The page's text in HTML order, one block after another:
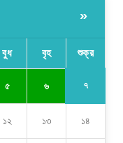
»
বুধ বৃহ শুক্র
৫ ৬ ৭
১২ ১৩ ১৪